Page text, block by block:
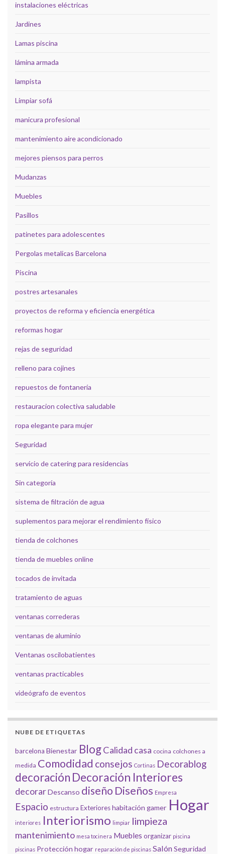
instalaciones eléctricas
Jardines
Lamas piscina
lámina armada
lampista
Limpiar sofá
manicura profesional
mantenimiento aire acondicionado
mejores piensos para perros
Mudanzas
Muebles
Pasillos
patinetes para adolescentes
Pergolas metalicas Barcelona
Piscina
postres artesanales
proyectos de reforma y eficiencia energética
reformas hogar
rejas de seguridad
relleno para cojines
repuestos de fontanería
restauracion colectiva saludable
ropa elegante para mujer
Seguridad
servicio de catering para residencias
Sin categoría
sistema de filtración de agua
suplementos para mejorar el rendimiento físico
tienda de colchones
tienda de muebles online
tocados de invitada
tratamiento de aguas
ventanas correderas
ventanas de aluminio
Ventanas oscilobatientes
ventanas practicables
videógrafo de eventos
NUBE DE ETIQUETAS
barcelona Bienestar BlogCalidad casa cocina colchones a
medida Comodidad consejos Cortinas Decorablog
decoración Decoración Interiores
decorarDescanso diseño Diseños Empresa
Espacio estructura Exterioreshabitación gamer Hogar
interiores Interiorismo limpiar limpieza
mantenimiento mesa tocinera Muebles organizar piscina
piscinas Protección hogar reparación de piscinas SalónSeguridad